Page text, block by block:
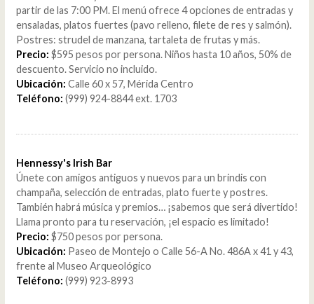
partir de las 7:00 PM. El menú ofrece 4 opciones de entradas y
ensaladas, platos fuertes (pavo relleno, filete de res y salmón).
Postres: strudel de manzana, tartaleta de frutas y más.
Precio: $595 pesos por persona. Niños hasta 10 años, 50% de
descuento. Servicio no incluido.
Ubicación: Calle 60 x 57, Mérida Centro
Teléfono: (999) 924-8844 ext. 1703
Hennessy's Irish Bar
Únete con amigos antiguos y nuevos para un brindis con
champaña, selección de entradas, plato fuerte y postres.
También habrá música y premios… ¡sabemos que será divertido!
Llama pronto para tu reservación, ¡el espacio es limitado!
Precio: $750 pesos por persona.
Ubicación: Paseo de Montejo o Calle 56-A No. 486A x 41 y 43,
frente al Museo Arqueológico
Teléfono: (999) 923-8993